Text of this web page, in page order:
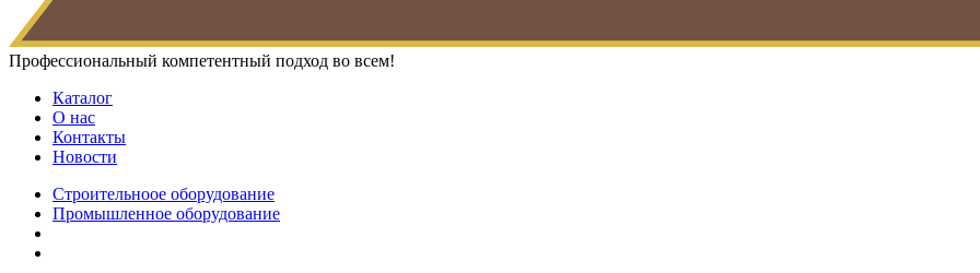
Профессиональный компетентный подход во всем!
Каталог
О нас
Контакты
Новости
Строительноое оборудование
Промышленное оборудование